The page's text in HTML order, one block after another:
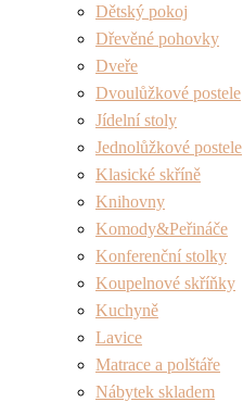
Dětský pokoj
Dřevěné pohovky
Dveře
Dvoulůžkové postele
Jídelní stoly
Jednolůžkové postele
Klasické skříně
Knihovny
Komody&Peřináče
Konferenční stolky
Koupelnové skříňky
Kuchyně
Lavice
Matrace a polštáře
Nábytek skladem